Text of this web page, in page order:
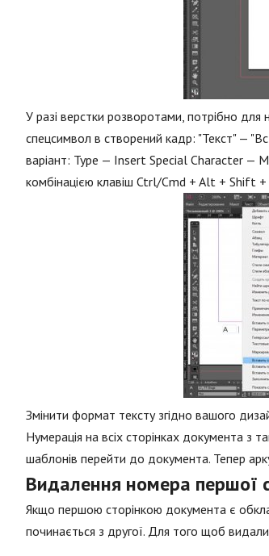
У разі верстки розворотами, потрібно для
спецсимвол в створений кадр: "Текст" —
варіант: Type — Insert Special Character —
комбінацією клавіш Ctrl/Cmd + Alt + Shift +
Змінити формат тексту згідно вашого
Нумерація на всіх сторінках документа
шаблонів перейти до документа. Тепер
Видалення номера першої
Якщо першою сторінкою документа є
починається з другої. Для того щоб